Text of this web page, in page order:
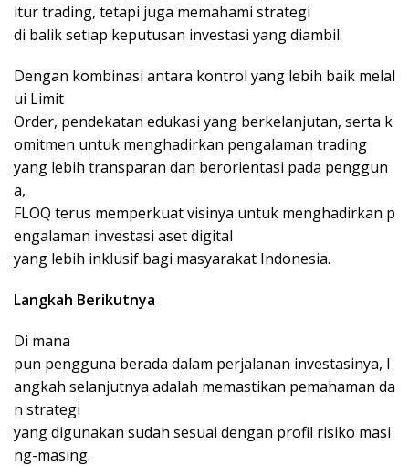
itur trading, tetapi juga memahami strategi
di balik setiap keputusan investasi yang diambil.
Dengan kombinasi antara kontrol yang lebih baik melal
ui Limit
Order, pendekatan edukasi yang berkelanjutan, serta k
omitmen untuk menghadirkan pengalaman trading
yang lebih transparan dan berorientasi pada penggun
a,
FLOQ terus memperkuat visinya untuk menghadirkan p
engalaman investasi aset digital
yang lebih inklusif bagi masyarakat Indonesia.
Langkah Berikutnya
Di mana
pun pengguna berada dalam perjalanan investasinya, l
angkah selanjutnya adalah memastikan pemahaman da
n strategi
yang digunakan sudah sesuai dengan profil risiko masi
ng-masing.